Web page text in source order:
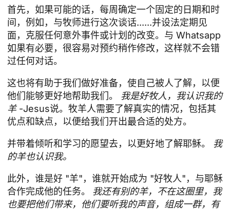
首先，如果可能的话，每周确定一个固定的日期和时
间，例如，与牧师进行这次谈话......并设法定期见
面，克服任何意外事件或计划的改变。与 Whatsapp
如果有必要，很容易对预约稍作修改，这样就不会错
过任何对话。
这也将有助于我们做好准备，使自己被人了解，以便
他们能够更好地帮助我们。 我是好牧人，我认识我的
羊-Jesus说。牧羊人需要了解真实的情况，包括其
优点和缺点，以便给我们开出最合适的处方。
并带着倾听和学习的愿望去，以更好地了解耶稣。 我
的羊也认识我。
此外，谁是好 "羊"，谁就开始成为 "好牧人"，与耶稣
合作完成他的任务。
我还有别的羊，不在这圈里，我
也要把他们带来，他们要听我的声音，组成一群，有